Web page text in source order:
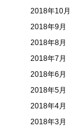
2018年10月
2018年9月
2018年8月
2018年7月
2018年6月
2018年5月
2018年4月
2018年3月